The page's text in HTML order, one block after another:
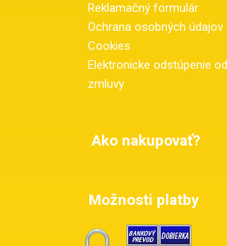
Reklamačný formulár
Ochrana osobných údajov
Cookies
Elektronicke odstúpenie od
zmluvy
Ako nakupovať?
Možnosti platby